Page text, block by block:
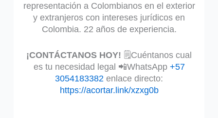
representación a Colombianos en el exterior
y extranjeros con intereses jurídicos en
Colombia. 22 años de experiencia.
¡CONTÁCTANOS HOY! 🗒️Cuéntanos cual
es tu necesidad legal 📲WhatsApp +57
3054183382 enlace directo:
https://acortar.link/xzxg0b